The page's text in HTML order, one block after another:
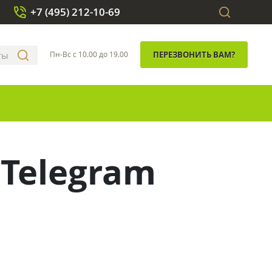
+7 (495) 212-10-69
Пн-Вс с 10.00 до 19.00 ПЕРЕЗВОНИТЬ ВАМ?